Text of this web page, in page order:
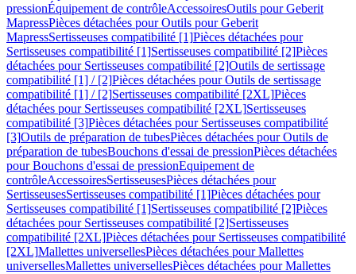
pressionÉquipement de contrôleAccessoiresOutils pour Geberit
MapressPièces détachées pour Outils pour Geberit
MapressSertisseuses compatibilité [1]Pièces détachées pour
Sertisseuses compatibilité [1]Sertisseuses compatibilité [2]Pièces
détachées pour Sertisseuses compatibilité [2]Outils de sertissage
compatibilité [1] / [2]Pièces détachées pour Outils de sertissage
compatibilité [1] / [2]Sertisseuses compatibilité [2XL]Pièces
détachées pour Sertisseuses compatibilité [2XL]Sertisseuses
compatibilité [3]Pièces détachées pour Sertisseuses compatibilité
[3]Outils de préparation de tubesPièces détachées pour Outils de
préparation de tubesBouchons d'essai de pressionPièces détachées
pour Bouchons d'essai de pressionEquipement de
contrôleAccessoiresSertisseusesPièces détachées pour
SertisseusesSertisseuses compatibilité [1]Pièces détachées pour
Sertisseuses compatibilité [1]Sertisseuses compatibilité [2]Pièces
détachées pour Sertisseuses compatibilité [2]Sertisseuses
compatibilité [2XL]Pièces détachées pour Sertisseuses compatibilité
[2XL]Mallettes universellesPièces détachées pour Mallettes
universellesMallettes universellesPièces détachées pour Mallettes